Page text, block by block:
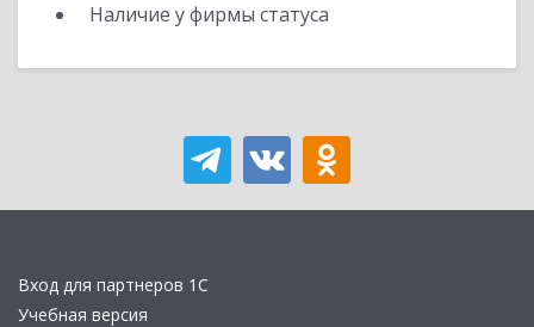
Наличие у фирмы статуса
Вход для партнеров 1С
Учебная версия